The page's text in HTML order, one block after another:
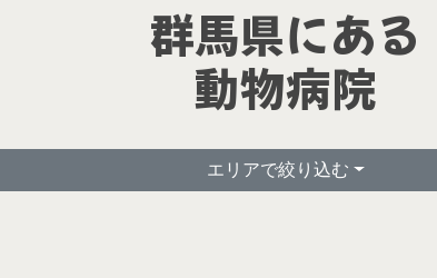
群馬県にある
動物病院
エリアで絞り込む